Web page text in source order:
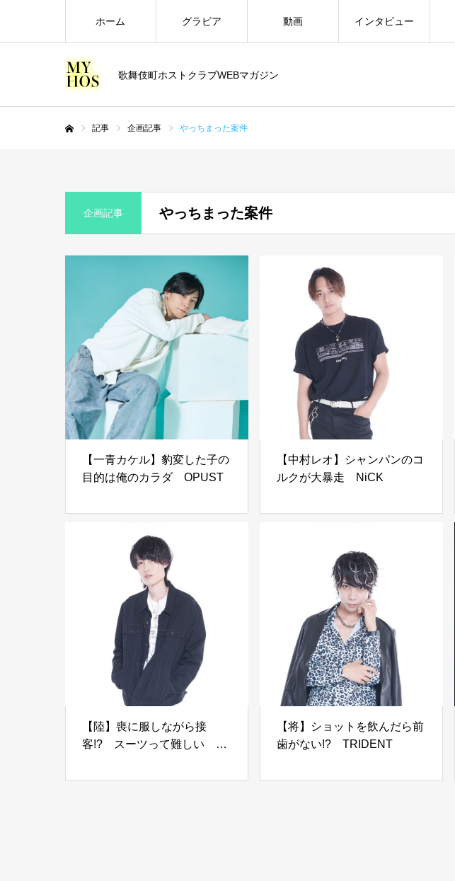
歌舞伎町ホストクラブWEBマガジン
ホーム グラビア 動画 インタビュー
記事 企画記事 やっちまった案件
企画記事 やっちまった案件
【一青カケル】豹変した子の
目的は俺のカラダ OPUST
【中村レオ】シャンパンのコ
ルクが大暴走 NiCK
【陸】喪に服しながら接
客!? スーツって難しい
【将】ショットを飲んだら前
歯がない!? TRIDENT